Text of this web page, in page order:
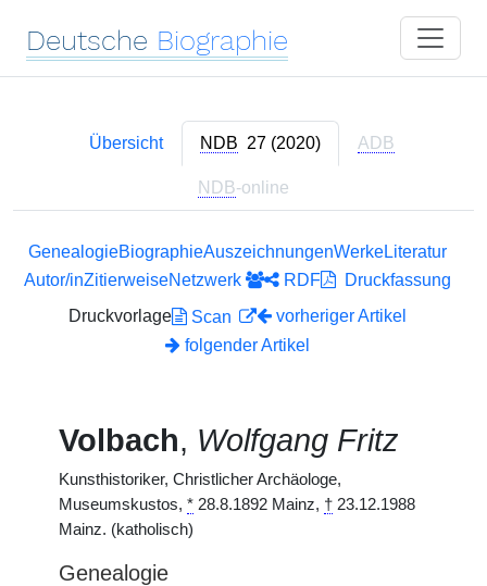
Deutsche Biographie
Übersicht NDB 27 (2020) ADB
NDB-online
GenealogieBiographieAuszeichnungenWerkeLiteratur
Autor/inZitierweiseNetzwerk RDF
Druckfassung
Druckvorlage
Scan
vorheriger Artikel
folgender Artikel
Volbach, Wolfgang Fritz
Kunsthistoriker, Christlicher Archäologe,
Museumskustos, * 28.8.1892 Mainz, † 23.12.1988
Mainz. (katholisch)
Genealogie